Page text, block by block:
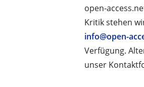
open-
Kritik stehen
info@open-
Verfügung.
unser